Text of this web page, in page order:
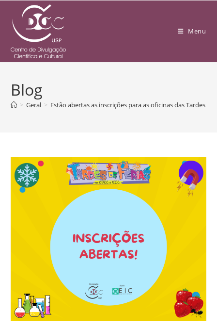
Menu
Blog
> Geral > Estão abertas as inscrições para as oficinas das Tardes de